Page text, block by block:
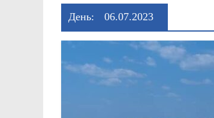
День: 06.07.2023